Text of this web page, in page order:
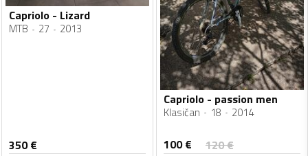
Capriolo - Lizard
MTB 27 2013
350€
Capriolo - passion men
Klasičan 18 2014
100€ 120€